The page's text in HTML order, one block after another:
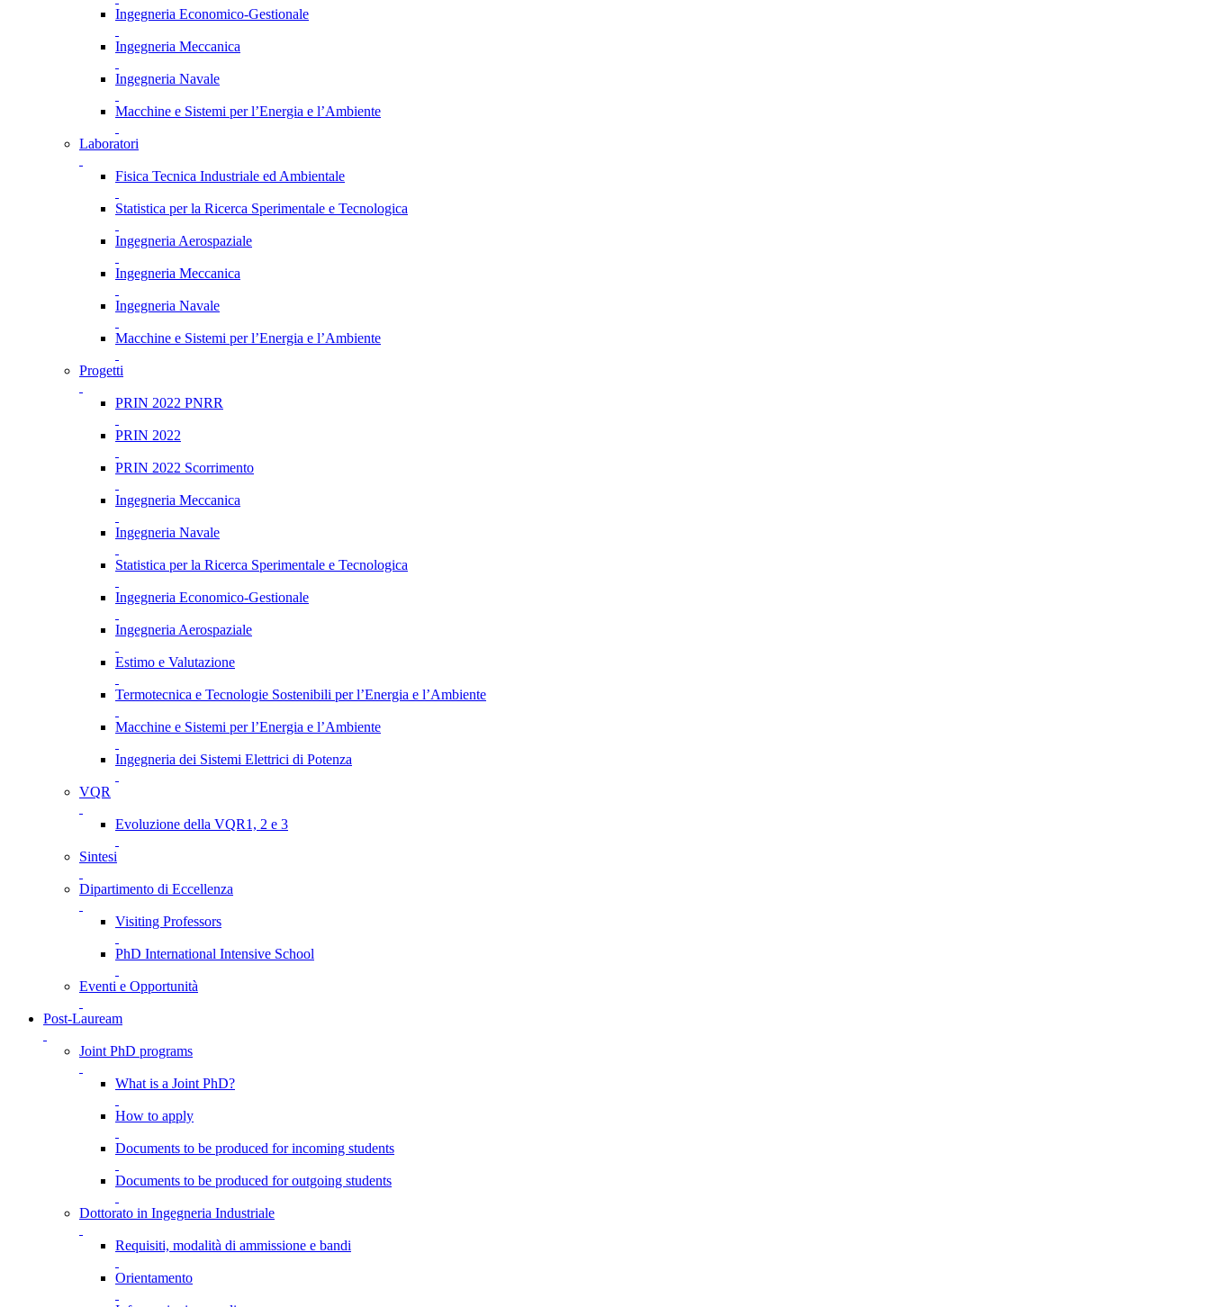
Ingegneria Economico-Gestionale
Ingegneria Meccanica
Ingegneria Navale
Macchine e Sistemi per l’Energia e l’Ambiente
Laboratori
Fisica Tecnica Industriale ed Ambientale
Statistica per la Ricerca Sperimentale e Tecnologica
Ingegneria Aerospaziale
Ingegneria Meccanica
Ingegneria Navale
Macchine e Sistemi per l’Energia e l’Ambiente
Progetti
PRIN 2022 PNRR
PRIN 2022
PRIN 2022 Scorrimento
Ingegneria Meccanica
Ingegneria Navale
Statistica per la Ricerca Sperimentale e Tecnologica
Ingegneria Economico-Gestionale
Ingegneria Aerospaziale
Estimo e Valutazione
Termotecnica e Tecnologie Sostenibili per l’Energia e l’Ambiente
Macchine e Sistemi per l’Energia e l’Ambiente
Ingegneria dei Sistemi Elettrici di Potenza
VQR
Evoluzione della VQR1, 2 e 3
Sintesi
Dipartimento di Eccellenza
Visiting Professors
PhD International Intensive School
Eventi e Opportunità
Post-Lauream
Joint PhD programs
What is a Joint PhD?
How to apply
Documents to be produced for incoming students
Documents to be produced for outgoing students
Dottorato in Ingegneria Industriale
Requisiti, modalità di ammissione e bandi
Orientamento